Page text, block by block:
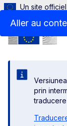
Aller au
Un site officiel
prin
traducere
Menu